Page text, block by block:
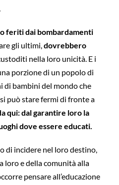
feriti dai bombardamenti
gli ultimi,dovrebbero
nella loro unicità. E i
porzione di un popolo di
bambini del mondo che
può stare fermi di fronte a
qui: dal garantire loro la
dove essere educati.
di incidere nel loro destino,
loro e della comunità alla
pensare all’educazione